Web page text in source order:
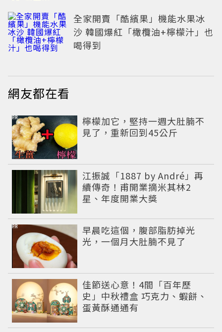
全家開賣「酷繽果」機能水果冰
沙 韓國爆紅「橄欖油+檸檬汁」也
喝得到
網友都在看
檸檬加它，堅持一週大肚腩不
見了，重新回到45公斤
PR
江振誠「1887 by André」再
續傳奇！甫開業摘米其林2
星、年度開業大獎
早晨吃這個，腹部脂肪掉光
光，一個月大肚腩不見了
PR
佳節送心意！4間「百年歷
史」中秋禮盒 巧克力、蝦餅、
蛋黃酥通通有